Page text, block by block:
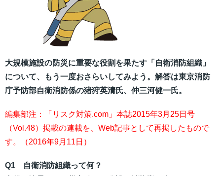
大規模施設の防災に重要な役割を果たす「自衛消防組織」
について、もう一度おさらいしてみよう。解答は東京消防
庁予防部自衛消防係の猪狩英清氏、仲三河健一氏。
編集部注：「リスク対策.com」本誌2015年3月25日号
（Vol.48）掲載の連載を、Web記事として再掲したもので
す。（2016年9月11日）
Q1 自衛消防組織って何？